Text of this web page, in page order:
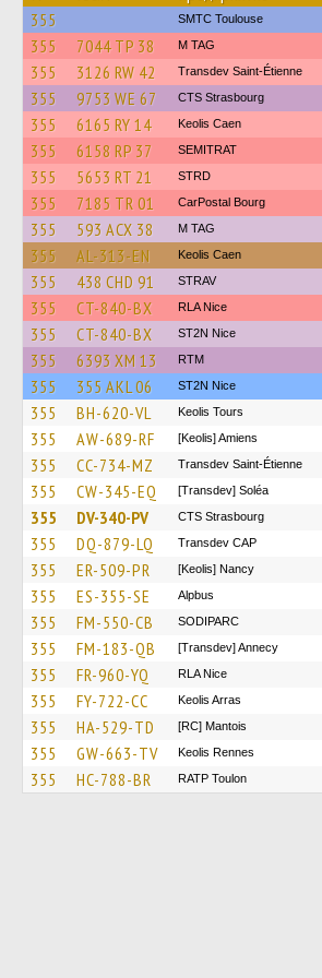
355 SMTC Toulouse
355 7044 TP 38 M TAG
355 3126 RW 42 Transdev Saint-Étienne
355 9753 WE 67 CTS Strasbourg
355 6165 RY 14 Keolis Caen
355 6158 RP 37 SEMITRAT
355 5653 RT 21 STRD
355 7185 TR 01 CarPostal Bourg
355 593 ACX 38 M TAG
355 AL-313-EN Keolis Caen
355 438 CHD 91 STRAV
355 CT-840-BX RLA Nice
355 CT-840-BX ST2N Nice
355 6393 XM 13 RTM
355 355 AKL 06 ST2N Nice
355 BH-620-VL Keolis Tours
355 AW-689-RF [Keolis] Amiens
355 CC-734-MZ Transdev Saint-Étienne
355 CW-345-EQ [Transdev] Soléa
355 DV-340-PV CTS Strasbourg
355 DQ-879-LQ Transdev CAP
355 ER-509-PR [Keolis] Nancy
355 ES-355-SE Alpbus
355 FM-550-CB SODIPARC
355 FM-183-QB [Transdev] Annecy
355 FR-960-YQ RLA Nice
355 FY-722-CC Keolis Arras
355 HA-529-TD [RC] Mantois
355 GW-663-TV Keolis Rennes
355 HC-788-BR RATP Toulon